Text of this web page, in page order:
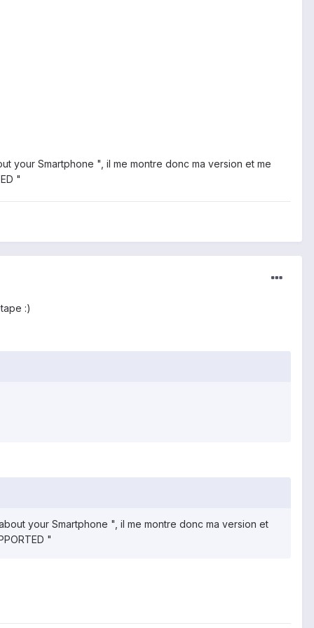
your Smartphone ", il me montre donc ma version et me
"
:)
your Smartphone ", il me montre donc ma version et
"